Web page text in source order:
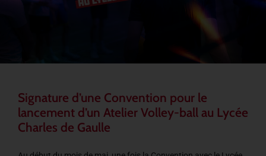
Signature d’une Convention pour le
lancement d’un Atelier Volley-ball au Lycée
Charles de Gaulle